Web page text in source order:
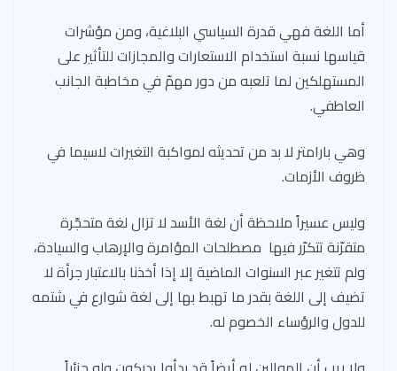
أما اللغة فهي قدرة السياسي البلاغية، ومن مؤشرات
قياسها نسبة استخدام الاستعارات والمجازات للتأثير على
المستهلكين لما تلعبه من دور مهمّ في مخاطبة الجانب
العاطفي.
وهي بارامتر لا بد من تحديثه لمواكبة التغيرات لاسيما في
ظروف الأزمات.
وليس عسيراً ملاحظة أن لغة الأسد لا تزال لغة متحجّرة
متقرّنة تتكرّر فيها مصطلحات المؤامرة والإرهاب والسيادة،
ولم تتغير عبر السنوات الماضية إلا إذا أخذنا بالاعتبار جرأة لا
تضيف إلى اللغة بقدر ما تهبط بها إلى لغة شوارع في شتمه
للدول والرؤساء الخصوم له.